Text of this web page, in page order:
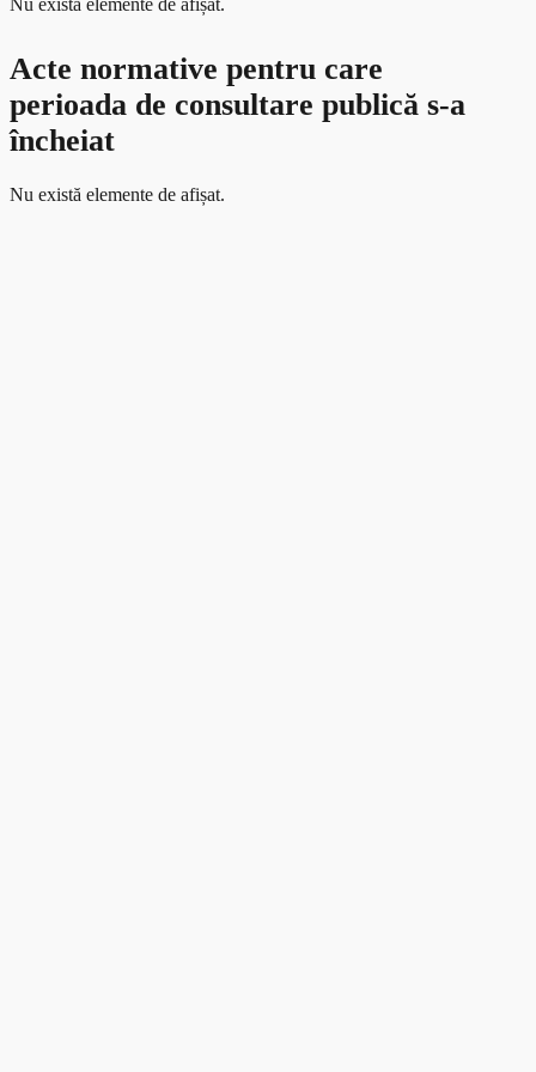
Acte normative pentru care
perioada de consultare publică s-a
încheiat
Nu există elemente de afișat.